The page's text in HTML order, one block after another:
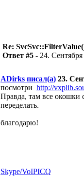
Re:
Ответ #5 - 24.
ADirks писал(а) 23.
посмотри http://
Правда, там все окошки
переделать.
благодарю!
Skype/VoIPICQ